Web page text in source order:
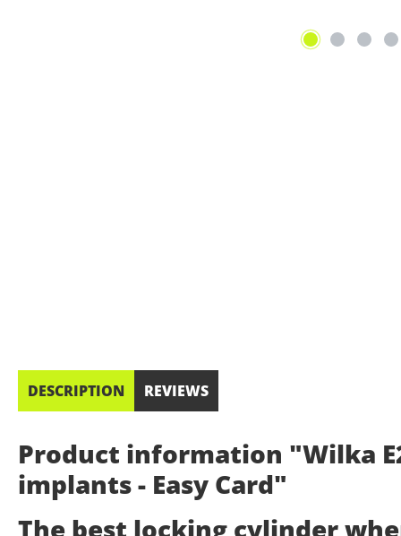
DESCRIPTION REVIEWS
Product information "Wilka
implants - Easy Card"
The best locking cylinder